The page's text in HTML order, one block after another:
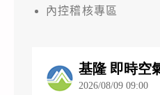
內控稽核專區